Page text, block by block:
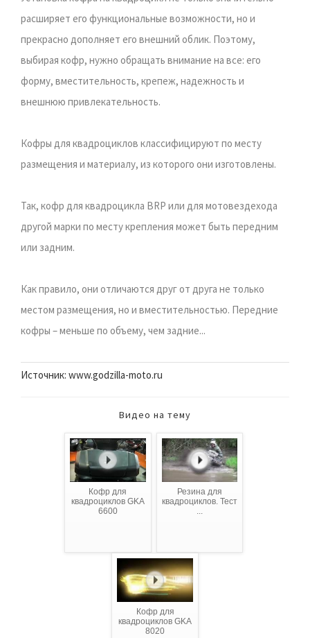
расширяет его функциональные возможности, но и
прекрасно дополняет его внешний облик. Поэтому,
выбирая кофр, нужно обращать внимание на все: его
форму, вместительность, крепеж, надежность и
внешнюю привлекательность.
Кофры для квадроциклов классифицируют по месту
размещения и материалу, из которого они изготовлены.
Так, кофр для квадроцикла BRP или для мотовездехода
другой марки по месту крепления может быть передним
или задним.
Как правило, они отличаются друг от друга не только
местом размещения, но и вместительностью. Передние
кофры – меньше по объему, чем задние...
Источник: www.godzilla-moto.ru
Видео на тему
Кофр для
квадроциклов GKA
6600
Резина для
квадроциклов. Тест
...
Кофр для
квадроциклов GKA
8020